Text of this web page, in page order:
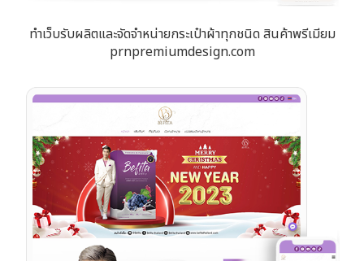
ทำเว็บรับผลิตและจัดจำหน่ายกระเป๋าผ้าทุกชนิด สินค้าพรีเมียม
prnpremiumdesign.com